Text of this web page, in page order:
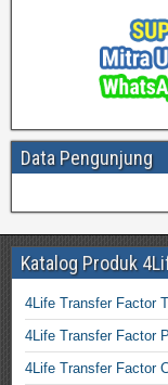
Data Pengunjung
Katalog Produk
4Life Transfer Factor
4Life Transfer Factor
4Life Transfer Factor